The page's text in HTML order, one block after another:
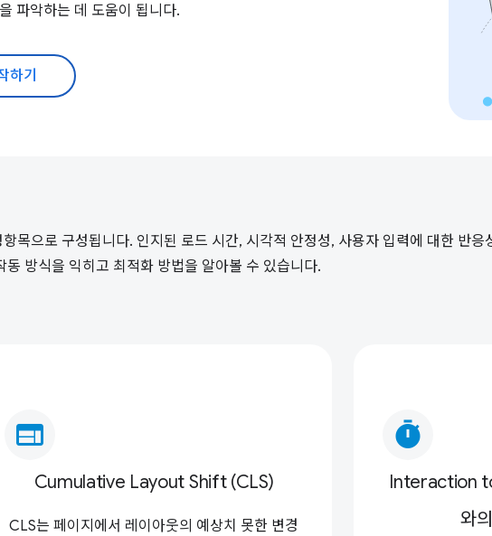
파악하는 데 도움이 됩니다.
하기
목으로 구성됩니다. 인지된 로드 시간, 시각적 안정성, 사용자 입력에 대한 반응
방식을 익히고 최적화 방법을 알아볼 수 있습니다.
web
Cumulative Layout Shift (CLS)
CLS는 페이지에서 레이아웃의 예상치 못한 변경
timer
Interaction
와